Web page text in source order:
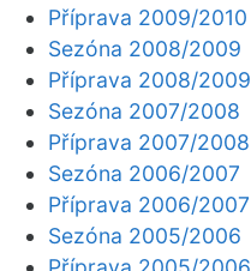
Příprava 2009/2010
Sezóna 2008/2009
Příprava 2008/2009
Sezóna 2007/2008
Příprava 2007/2008
Sezóna 2006/2007
Příprava 2006/2007
Sezóna 2005/2006